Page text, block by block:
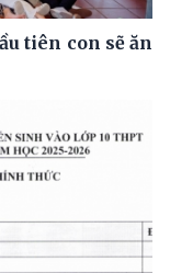
tiên con sẽ ăn